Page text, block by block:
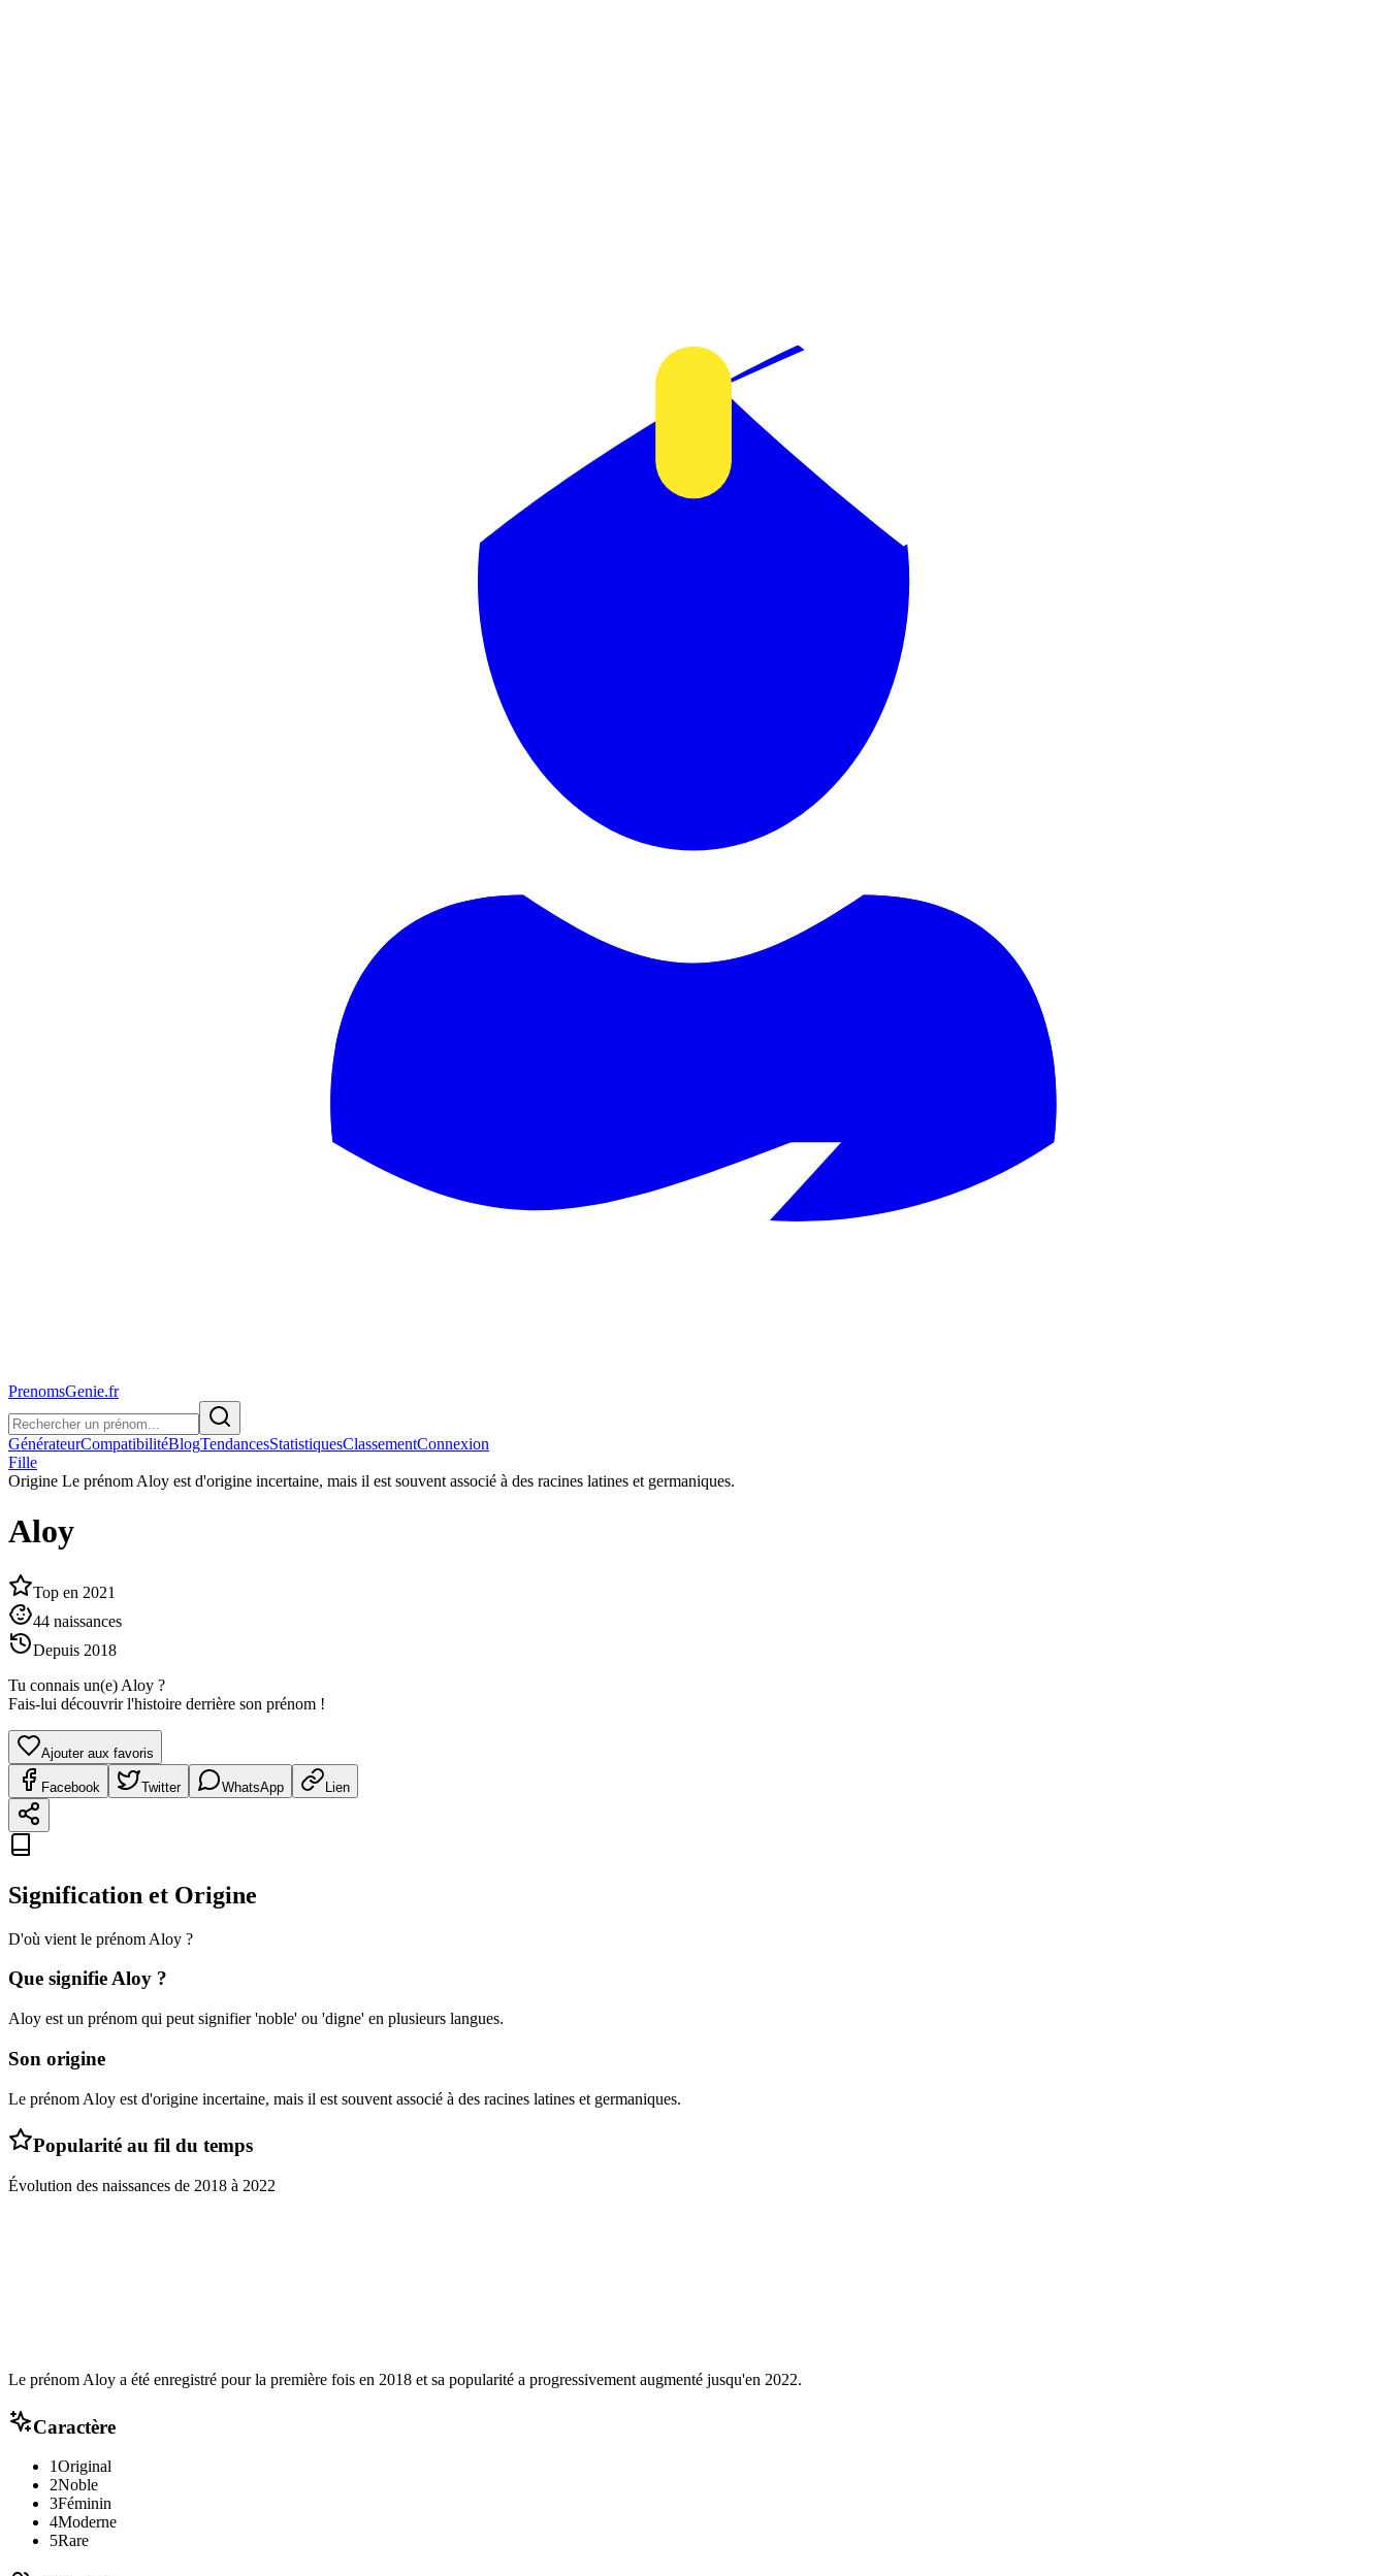
PrenomsGenie.fr
GénérateurCompatibilitéBlogTendancesStatistiquesClassementConnexion
Fille
Origine Le prénom Aloy est d'origine incertaine, mais il est souvent associé à des racines latines et germaniques.
Aloy
Top en 2021
44 naissances
Depuis 2018
Tu connais un(e) Aloy ?
Fais-lui découvrir l'histoire derrière son prénom !
Ajouter aux favoris
Facebook Twitter WhatsApp Lien
Signification et Origine
D'où vient le prénom Aloy ?
Que signifieAloy ?
Aloy est un prénom qui peut signifier 'noble' ou 'digne' en plusieurs langues.
Son origine
Le prénom Aloy est d'origine incertaine, mais il est souvent associé à des racines latines et germaniques.
Popularité au fil du temps
Évolution des naissances de 2018 à 2022
Le prénom Aloy a été enregistré pour la première fois en 2018 et sa popularité a progressivement augmenté jusqu'en 2022.
Caractère
1Original
2Noble
3Féminin
4Moderne
5Rare